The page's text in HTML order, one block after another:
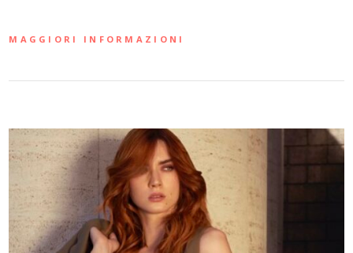
MAGGIORI INFORMAZIONI